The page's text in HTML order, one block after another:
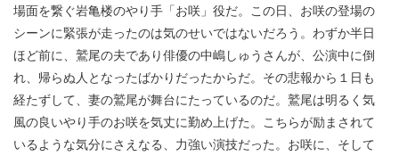
場面を繋ぐ岩亀楼のやり手「お咲」役だ。この日、お咲の登場の
シーンに緊張が走ったのは気のせいではないだろう。わずか半日
ほど前に、鷲尾の夫であり俳優の中嶋しゅうさんが、公演中に倒
れ、帰らぬ人となったばかりだったからだ。その悲報から１日も
経たずして、妻の鷲尾が舞台にたっているのだ。鷲尾は明るく気
風の良いやり手のお咲を気丈に勤め上げた。こちらが励まされて
いるような気分にさえなる、力強い演技だった。お咲に、そして